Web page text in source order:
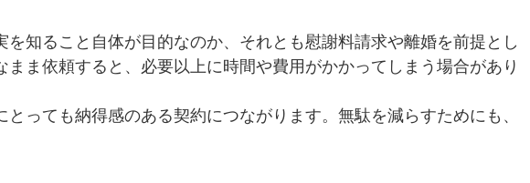
知ること自体が目的なのか、それとも慰謝料請求や離婚を前提とし
ま依頼すると、必要以上に時間や費用がかかってしまう場合があり
っても納得感のある契約につながります。無駄を減らすためにも、